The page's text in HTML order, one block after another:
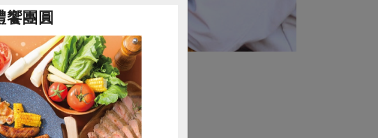
）
人情誼
饗團圓